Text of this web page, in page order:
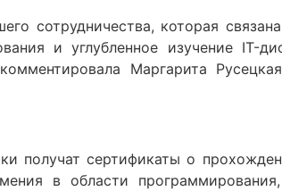
сотрудничества, которая
и углубленное изучение
Маргарита
получат сертификаты о
в области